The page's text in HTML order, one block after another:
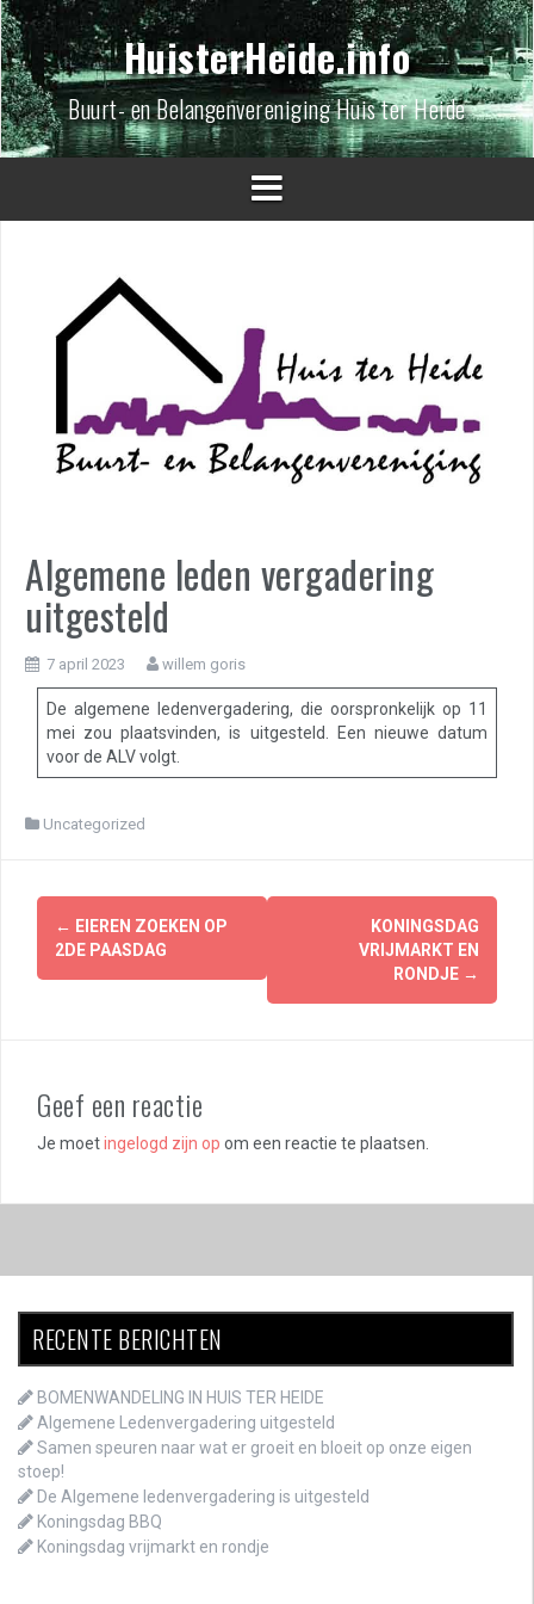
Spring
naar
inhoud
HuisterHeide.info
Buurt- en Belangenvereniging Huis ter Heide
Algemene leden vergadering
uitgesteld
7 april 2023 willem goris
De algemene ledenvergadering, die oorspronkelijk op 11
mei zou plaatsvinden, is uitgesteld. Een nieuwe datum
voor de ALV volgt.
Uncategorized
Berichtnavigatie
← EIEREN ZOEKEN OP
2DE PAASDAG
KONINGSDAG
VRIJMARKT EN
RONDJE →
Geef een reactie
Je moetingelogd zijn op om een reactie te plaatsen.
RECENTE BERICHTEN
BOMENWANDELING IN HUIS TER HEIDE
Algemene Ledenvergadering uitgesteld
Samen speuren naar wat er groeit en bloeit op onze eigen
stoep!
De Algemene ledenvergadering is uitgesteld
Koningsdag BBQ
Koningsdag vrijmarkt en rondje